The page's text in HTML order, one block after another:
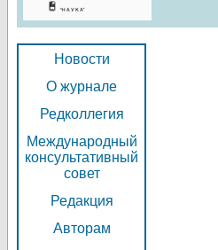
Новости
О журнале
Редколлегия
Международный
консультативный
совет
Редакция
Авторам